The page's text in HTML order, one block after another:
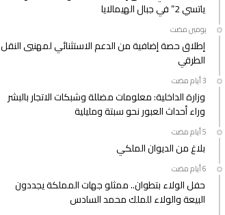
مغلقةياتسي 2” في جبال الهيمالايا
‫‫‫‏‫يومين مضت‬
إطلاق حصة إضافية من الدعم الاستثنائي لمهنيي النقل
الطرقي
وزارة الداخلية: معلومات مضللة وشبكات الاتجار بالبشر
وراء أحداث العبور نحو سبتة ومليلية
بلاغ من الديوان الملكي
حفل الولاء بتطوان.. ممثلو جهات المملكة يجددون
البيعة والولاء للملك محمد السادس